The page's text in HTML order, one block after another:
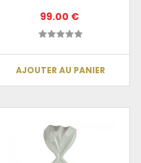
99.00 €
AJOUTER AU PANIER